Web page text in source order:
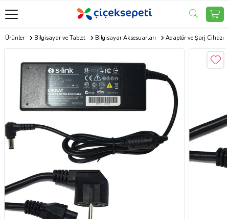
Ürünler Bilgisayar ve Tablet Bilgisayar Aksesuarları Adaptör ve Şarj Cihazı